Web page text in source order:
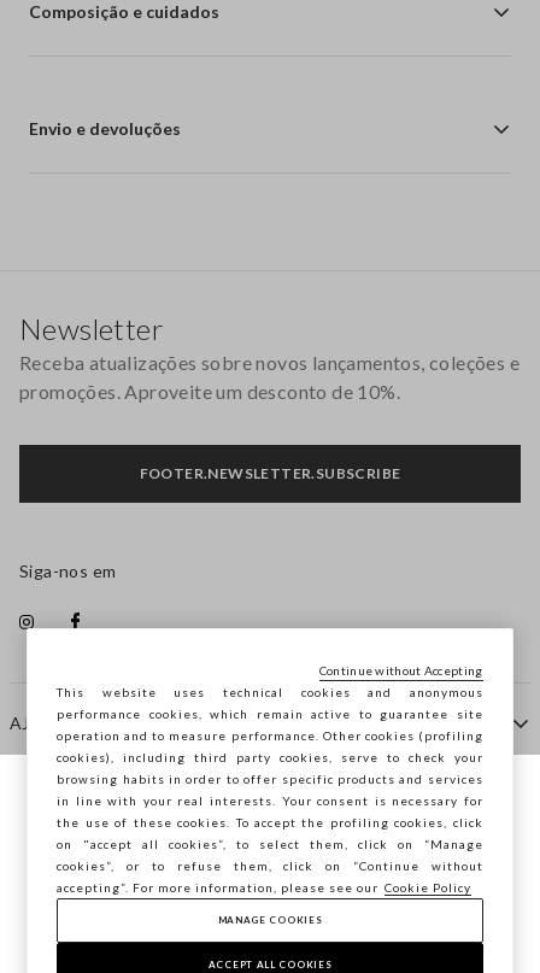
Composição e cuidados
Envio e devoluções
AJUDA
EMPRESA
CONTACTE-NOS
Newsletter
Receba atualizações sobre novos lançamentos, coleções e
promoções. Aproveite um desconto de 10%.
FOOTER.NEWSLETTER.SUBSCRIBE
Siga-nos em
Copyright © Ovs S.p.A. -
Está a navegar na STEFANEL Portugal,
deseja guardar a sua localização?
CONFIRMAR
This website uses technical cookies and anonymous
performance cookies, which remain active to guarantee site
operation and to measure performance. Other cookies (profiling
cookies), including third party cookies, serve to check your
browsing habits in order to offer specific products and services
in line with your real interests. Your consent is necessary for
the use of these cookies. To accept the profiling cookies, click
on "accept all cookies”, to select them, click on “Manage
cookies”, or to refuse them, click on “Continue without
accepting”. For more information, please see our Cookie Policy
MANAGE COOKIES
ACCEPT ALL COOKIES
Continue without Accepting